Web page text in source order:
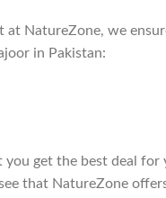
NatureZone, we
in Pakistan:
get the best deal
that NatureZone